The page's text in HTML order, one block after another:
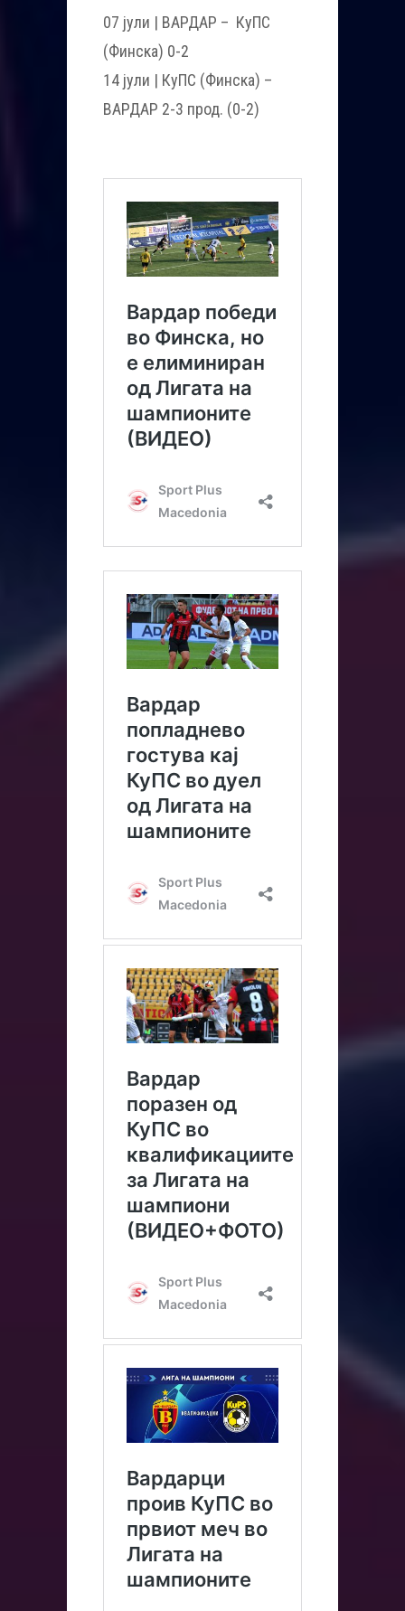
07 јули | ВАРДАР – КуПС
(Финска) 0-2
14 јули | КуПС (Финска) –
ВАРДАР 2-3 прод. (0-2)